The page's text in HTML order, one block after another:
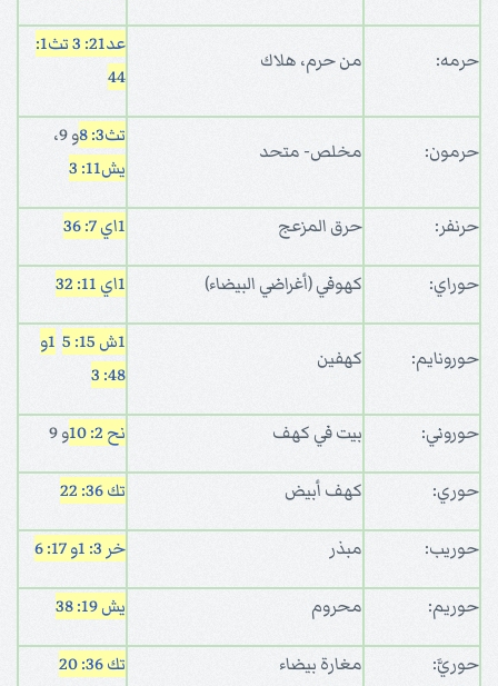
حرمه: من حرم، هلاك
عد21: 3
تث1:
44
حرمون: مخلص- متحد
تث3: 8
و 9،
يش11: 3
حرنفر: حرق المزعج 1اي 7: 36
حوراي: كهوفي (أغراضي البيضاء) 1اي 11: 32
حورونايم: كهفين
1ش 15: 5
1و
48: 3
حوروني: بيت في كهف نح 2: 10 و 9
حوري: كهف أبيض تك 36: 22
حوريب: مبذر خر 3: 1 و 17: 6
حوريم: محروم يش 19: 38
حوريَّ: مغارة بيضاء تك 36: 20